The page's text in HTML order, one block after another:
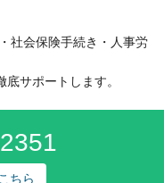
社会保険手続き・人事労
サポートします。
ちら